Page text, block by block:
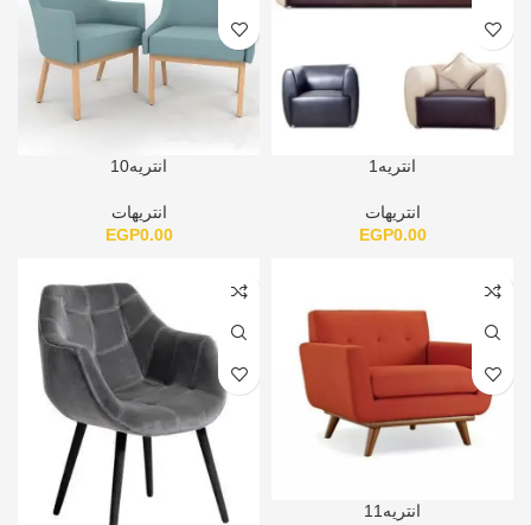
انتريه1
انتريهات
EGP0.00
انتريه10
انتريهات
EGP0.00
انتريه11